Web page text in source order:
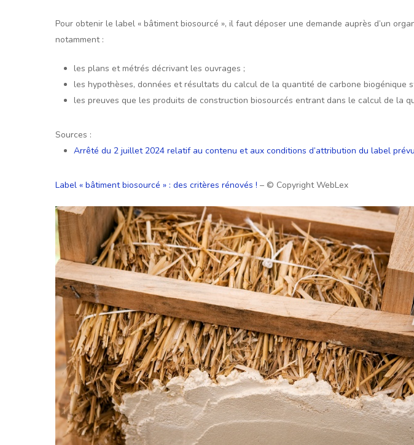
Pour obtenir le label « bâtiment biosourcé », il faut déposer une demande auprès d’un
notamment :
les plans et métrés décrivant les ouvrages ;
les hypothèses, données et résultats du calcul de la quantité de carbone biogénique
les preuves que les produits de construction biosourcés entrant dans le calcul de la
Sources :
Arrêté du 2 juillet 2024 relatif au contenu et aux conditions d’attribution du label
Label « bâtiment biosourcé » : des critères rénovés ! – © Copyright WebLex